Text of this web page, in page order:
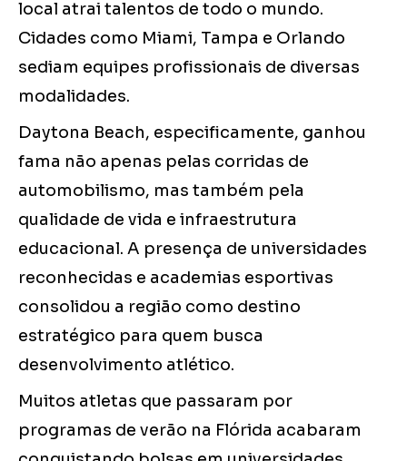
local atrai talentos de todo o mundo.
Cidades como Miami, Tampa e Orlando
sediam equipes profissionais de diversas
modalidades.
Daytona Beach, especificamente, ganhou
fama não apenas pelas corridas de
automobilismo, mas também pela
qualidade de vida e infraestrutura
educacional. A presença de universidades
reconhecidas e academias esportivas
consolidou a região como destino
estratégico para quem busca
desenvolvimento atlético.
Muitos atletas que passaram por
programas de verão na Flórida acabaram